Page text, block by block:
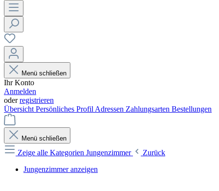
Menü schließen
Ihr Konto
Anmelden
oderregistrieren
Übersicht Persönliches Profil Adressen Zahlungsarten Bestellungen
Menü schließen
Zeige alle Kategorien Jungenzimmer
Zurück
Jungenzimmer anzeigen